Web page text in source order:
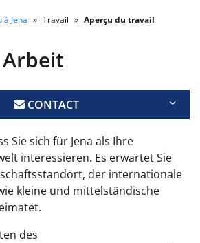
à Jena Travail Aperçu du travail
CONTACT
Sie sich für Jena als Ihre
interessieren. Es erwartet Sie
der internationale
kleine und mittelständische
des